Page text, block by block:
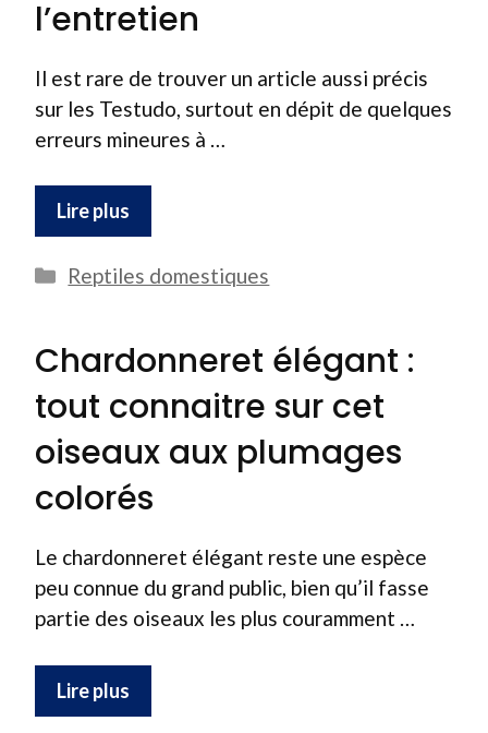
l’entretien
Il est rare de trouver un article aussi précis
sur les Testudo, surtout en dépit de quelques
erreurs mineures à …
Lire plus
Catégories
Reptiles domestiques
Chardonneret élégant :
tout connaitre sur cet
oiseaux aux plumages
colorés
Le chardonneret élégant reste une espèce
peu connue du grand public, bien qu’il fasse
partie des oiseaux les plus couramment …
Lire plus